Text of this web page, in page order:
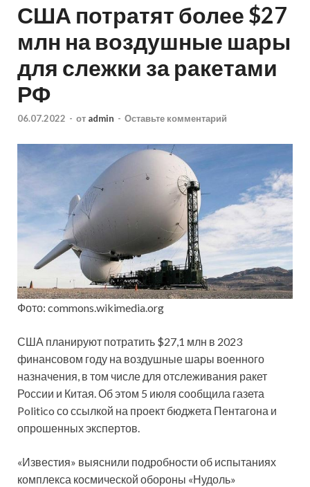
США потратят более $27
млн на воздушные шары
для слежки за ракетами
РФ
06.07.2022 - от admin - Оставьте комментарий
Фото: commons.wikimedia.org
США планируют потратить $27,1 млн в 2023
финансовом году на воздушные шары военного
назначения, в том числе для отслеживания ракет
России и Китая. Об этом 5 июля сообщила газета
Politico со ссылкой на проект бюджета Пентагона и
опрошенных экспертов.
«Известия» выяснили подробности об испытаниях
комплекса космической обороны «Нудоль»